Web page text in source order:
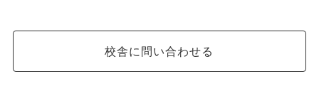
校舎に問い合わせる